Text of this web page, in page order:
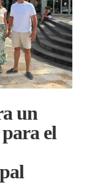
un
el